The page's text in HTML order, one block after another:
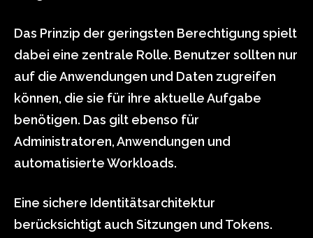
Das Prinzip der geringsten Berechtigung spielt
dabei eine zentrale Rolle. Benutzer sollten nur
auf die Anwendungen und Daten zugreifen
können, die sie für ihre aktuelle Aufgabe
benötigen. Das gilt ebenso für
Administratoren, Anwendungen und
automatisierte Workloads.
Eine sichere Identitätsarchitektur
berücksichtigt auch Sitzungen und Tokens.